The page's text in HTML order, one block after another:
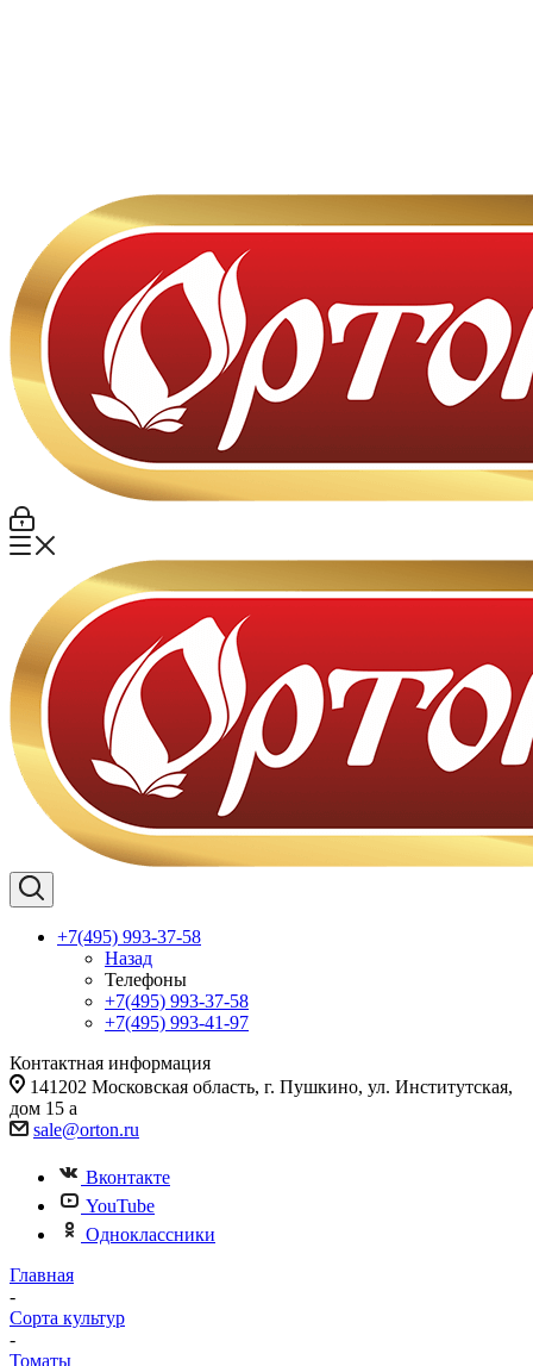
+7(495) 993-37-58
Назад
Телефоны
+7(495) 993-37-58
+7(495) 993-41-97
Контактная информация
141202 Московская область, г. Пушкино, ул. Институтская,
дом 15 а
sale@orton.ru
Вконтакте
YouTube
Одноклассники
Главная
-
Сорта культур
-
Томаты